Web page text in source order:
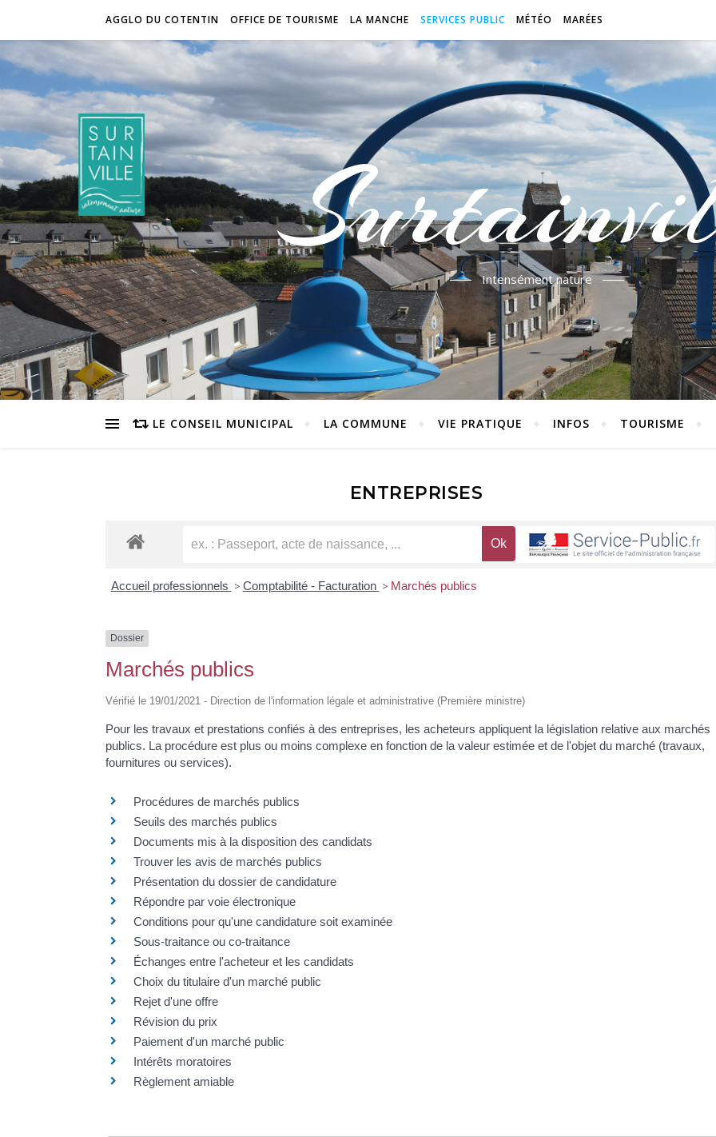
AGGLO DU COTENTIN OFFICE DE TOURISME LA MANCHE SERVICES PUBLIC MÉTÉO MARÉES
Intensément nature
LE CONSEIL MUNICIPAL LA COMMUNE VIE PRATIQUE INFOS TOURISME
ENTREPRISES
Accueil professionnels > Comptabilité - Facturation > Marchés publics
Dossier
Marchés publics
Vérifié le 19/01/2021 - Direction de l'information légale et administrative (Première ministre)
Pour les travaux et prestations confiés à des entreprises, les acheteurs appliquent la législation relative aux marchés
publics. La procédure est plus ou moins complexe en fonction de la valeur estimée et de l'objet du marché (travaux,
fournitures ou services).
Procédures de marchés publics
Seuils des marchés publics
Documents mis à la disposition des candidats
Trouver les avis de marchés publics
Présentation du dossier de candidature
Répondre par voie électronique
Conditions pour qu'une candidature soit examinée
Sous-traitance ou co-traitance
Échanges entre l'acheteur et les candidats
Choix du titulaire d'un marché public
Rejet d'une offre
Révision du prix
Paiement d'un marché public
Intérêts moratoires
Règlement amiable